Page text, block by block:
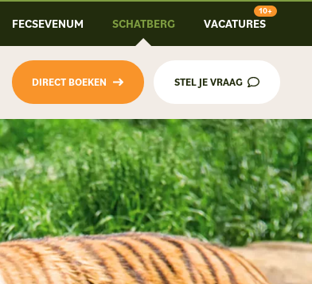
FECSEVENUM SCHATBERG VACATURES
DIRECT BOEKEN STEL JE VRAAG